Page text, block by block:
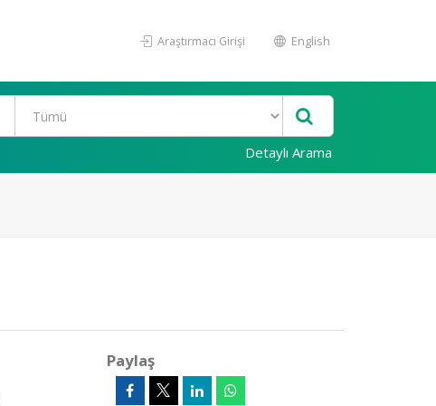
Araştırmacı Girişi English
Detaylı Arama
Paylaş